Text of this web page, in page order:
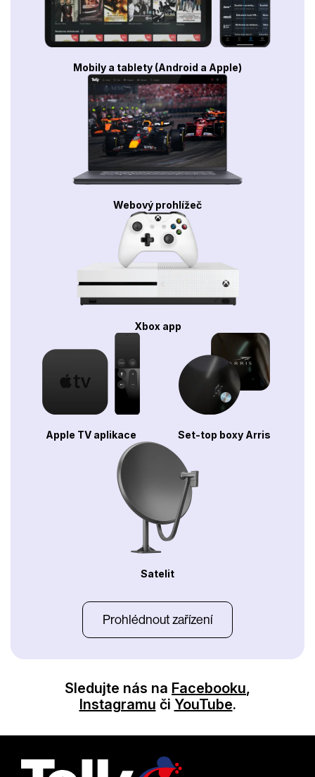
Mobily a tablety (Android a Apple)
Webový prohlížeč
Xbox app
Apple TV aplikace Set-top boxy Arris
Satelit
Prohlédnout zařízení
Sledujte nás na Facebooku,
Instagramu či YouTube.